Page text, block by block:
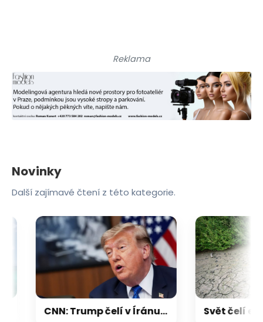
Reklama
Novinky
Další zajímavé čtení z této kategorie.
CNN: Trump čelí v Íránu pasti, do níž se USA dostaly ve Vietnamu či v Afghánistánu